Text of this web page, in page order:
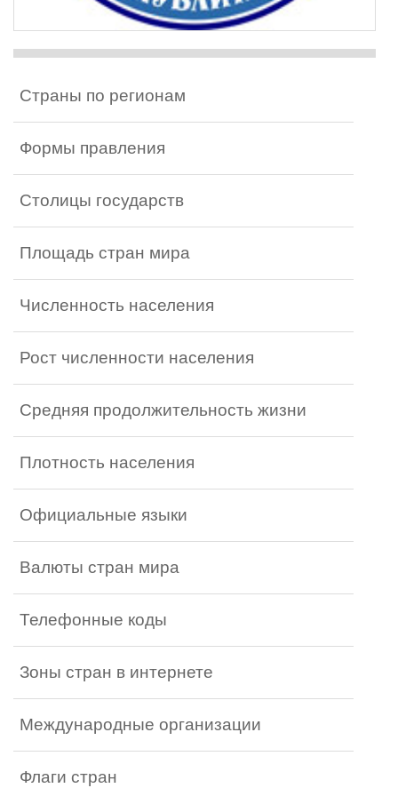
Страны по регионам
Формы правления
Столицы государств
Площадь стран мира
Численность населения
Рост численности населения
Средняя продолжительность жизни
Плотность населения
Официальные языки
Валюты стран мира
Телефонные коды
Зоны стран в интернете
Международные организации
Флаги стран